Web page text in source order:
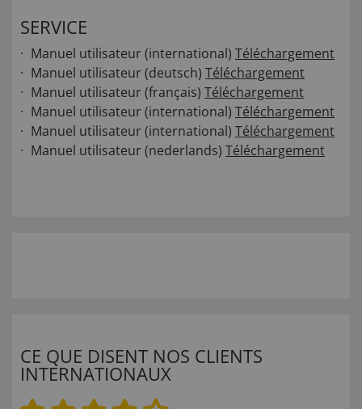
SERVICE
Manuel utilisateur (international) Téléchargement
Manuel utilisateur (deutsch) Téléchargement
Manuel utilisateur (français) Téléchargement
Manuel utilisateur (international) Téléchargement
Manuel utilisateur (international) Téléchargement
Manuel utilisateur (nederlands) Téléchargement
CE QUE DISENT NOS CLIENTS
INTERNATIONAUX